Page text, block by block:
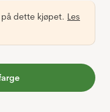
på dette kjøpet. Les